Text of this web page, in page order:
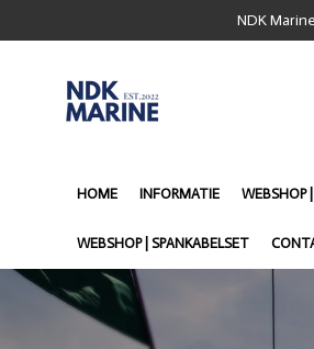
NDK
HOME INFORMATIE WEBSHOP
WEBSHOP | SPANKABELSET